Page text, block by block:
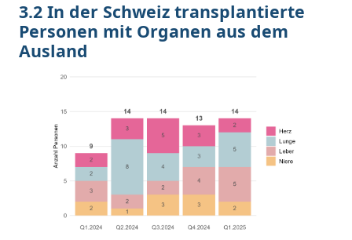
3.2 In der Schweiz transplantierte
Personen mit Organen aus dem
Ausland